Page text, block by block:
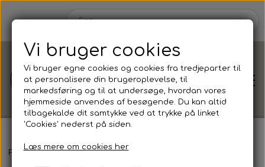
Shop
Forside Shop efter Anledning
Vi bruger cookies
Vi bruger egne cookies og cookies fra tredjeparter til
at personalisere din brugeroplevelse, til
markedsføring og til at undersøge, hvordan vores
hjemmeside anvendes af besøgende. Du kan altid
tilbagekalde dit samtykke ved at trykke på linket
'Cookies' nederst på siden.
Læs mere om cookies her